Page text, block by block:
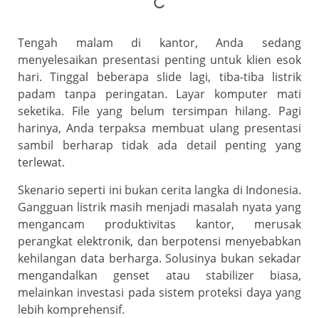
Tengah malam di kantor, Anda sedang
menyelesaikan presentasi penting untuk klien esok
hari. Tinggal beberapa slide lagi, tiba-tiba listrik
padam tanpa peringatan. Layar komputer mati
seketika. File yang belum tersimpan hilang. Pagi
harinya, Anda terpaksa membuat ulang presentasi
sambil berharap tidak ada detail penting yang
terlewat.
Skenario seperti ini bukan cerita langka di Indonesia.
Gangguan listrik masih menjadi masalah nyata yang
mengancam produktivitas kantor, merusak
perangkat elektronik, dan berpotensi menyebabkan
kehilangan data berharga. Solusinya bukan sekadar
mengandalkan genset atau stabilizer biasa,
melainkan investasi pada sistem proteksi daya yang
lebih komprehensif.